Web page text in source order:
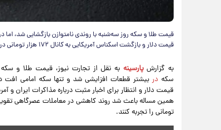
قیمت طلا و سکه روز سه‌شنبه با روندی نامتوازن بازگشایی شد،
قیمت دلار و بازگشت اسکناس آمریکایی به کانال ۱۷۲ هزار تومانی در کنار کاهش اونس جهانی طلا، فشار نزولی بر بازار فلز زرد وارد کرد.
به گزارش پارسینه
سکه دربیشتر قطعات افزایشی شد و تنها سکه امامی افت
قیمت دلار و انتظار برای اخبار مثبت درباره مذاکرات ایران
همین مساله باعث شد روند کاهشی در معاملات عصرگاهی
تومانی را تجربه کنند.